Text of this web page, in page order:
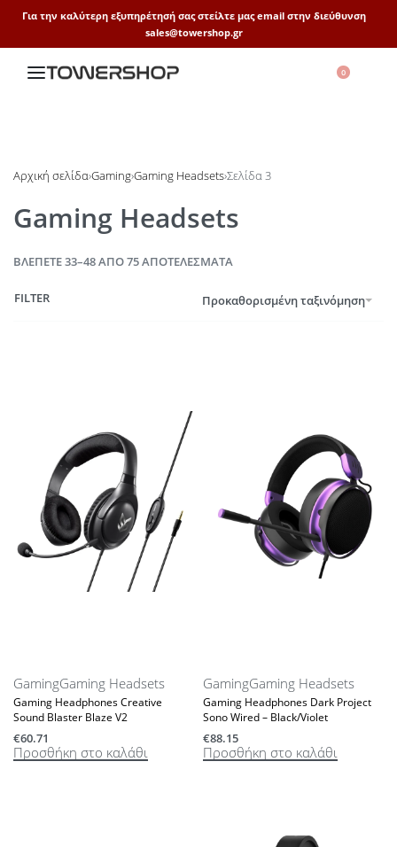
Για την καλύτερη εξυπηρέτησή σας στείλτε μας email στην διεύθυνση
sales@towershop.gr
0
Αρχική σελίδα›Gaming›Gaming Headsets›Σελίδα 3
Gaming Headsets
ΒΛΈΠΕΤΕ 33–48 ΑΠΌ 75 ΑΠΟΤΕΛΈΣΜΑΤΑ
Προκαθορισμένη ταξινόμηση
FILTER
GamingGaming Headsets
Gaming Headphones Creative
Sound Blaster Blaze V2
€60.71
Προσθήκη στο καλάθι
GamingGaming Headsets
Gaming Headphones Dark Project
Sono Wired – Black/Violet
€88.15
Προσθήκη στο καλάθι